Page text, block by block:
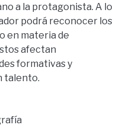
a la protagonista. A lo
podrá reconocer los
en materia de
afectan
formativas y
talento.